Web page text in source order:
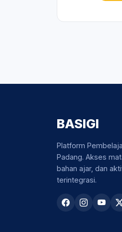
BASIGI
Platform
Padang. Akses
bahan ajar, dan
terintegrasi.